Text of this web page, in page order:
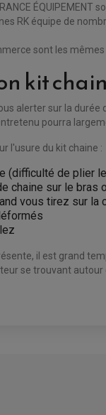
RK équipe de
sont les
kit
alerter sur la
pourra
l'usure du kit chaine :
(difficulté de plier
chaine sur le bras
vous tirez sur
il est grand
se trouvant